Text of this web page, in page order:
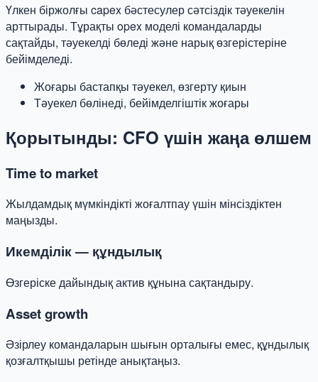
Үлкен біржолғы capex бәстесулер сәтсіздік тәуекелін
арттырады. Тұрақты opex моделі командаларды
сақтайды, тәуекелді бөледі және нарық өзгерістеріне
бейімделеді.
Жоғары бастапқы тәуекел, өзгерту қиын
Тәуекел бөлінеді, бейімделгіштік жоғары
Қорытынды: CFO үшін жаңа өлшем
Time to market
Жылдамдық мүмкіндікті жоғалтпау үшін мінсіздіктен
маңызды.
Икемділік — құндылық
Өзгеріске дайындық актив құнына сақтандыру.
Asset growth
Әзірлеу командаларын шығын орталығы емес, құндылық
қозғалтқышы ретінде анықтаңыз.